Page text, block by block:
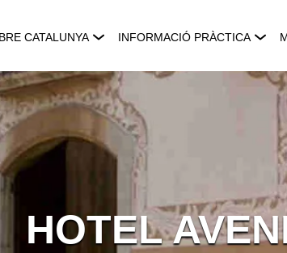
CATALUNYA INFORMACIÓ PRÀCTICA
HOTEL